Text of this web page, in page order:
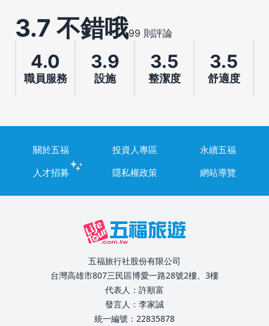
3.7 不錯哦99 則評論
4.0
職員服務
3.9
設施
3.5
整潔度
3.5
舒適度
關於五福 投資人專區
永續五福
人才招募
隱私權政策 網站導覽
五福旅行社股份有限公司
台灣高雄市807三民區博愛一路28號2樓、3樓
代表人：許順富
發言人：李家誠
統一編號：22835878